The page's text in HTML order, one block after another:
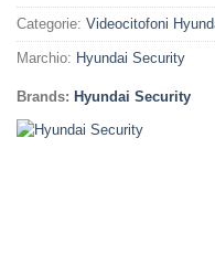
Categorie: Videocitofoni
Marchio: Hyundai Security
Brands: Hyundai Security